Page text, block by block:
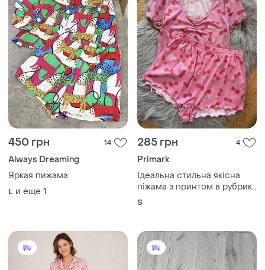
450 грн 14
Always Dreaming
Яркая пижама
L и еще 1
285 грн 4
Primark
Ідеальна стильна якісна
піжама з принтом в рубрик
р.s primark
S